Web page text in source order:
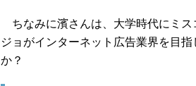
ちなみに濱さんは、大学時代にミス
ジョがインターネット広告業界を目
か？